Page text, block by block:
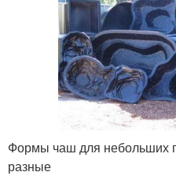
Формы чаш для небольших
разные